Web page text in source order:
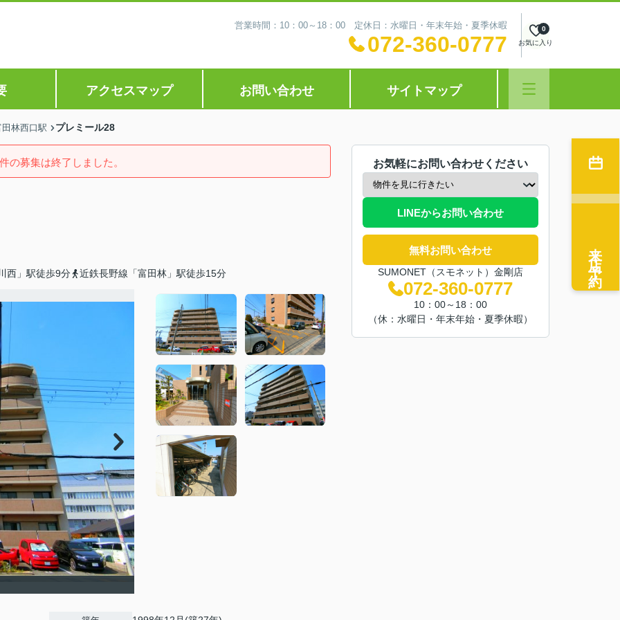
営業時間：10：00～18：00 定休日：水曜日・年末年始・夏季休暇
072-360-0777 お気に入り
0
アクセスマップ お問い合わせ サイトマップ
田林西口駅 プレミール28
の募集は終了しました。
西」駅徒歩9分 近鉄長野線「富田林」駅徒歩15分
お気軽にお問い合わせください
LINEからお問い合わせ
無料お問い合わせ
SUMONET（スモネット）金剛店
072-360-0777
10：00～18：00
（休：水曜日・年末年始・夏季休暇）
来店予約